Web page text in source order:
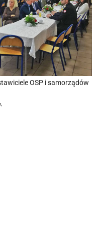
OSP i samorządów